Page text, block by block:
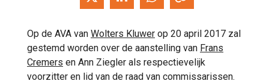
Op de AVA van Wolters Kluwer op 20 april 2017 zal
gestemd worden over de aanstelling van Frans
Cremers en Ann Ziegler als respectievelijk
voorzitter en lid van de raad van commissarissen.